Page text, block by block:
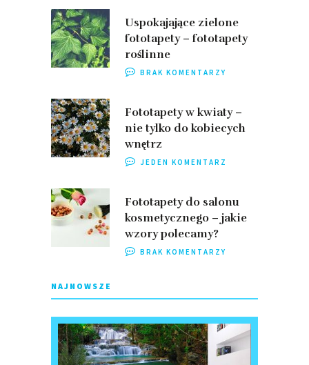
Uspokajające zielone
fototapety – fototapety
roślinne
BRAK KOMENTARZY
Fototapety w kwiaty –
nie tylko do kobiecych
wnętrz
JEDEN KOMENTARZ
Fototapety do salonu
kosmetycznego – jakie
wzory polecamy?
BRAK KOMENTARZY
NAJNOWSZE